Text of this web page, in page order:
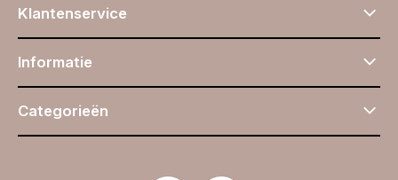
Klantenservice
Informatie
Categorieën